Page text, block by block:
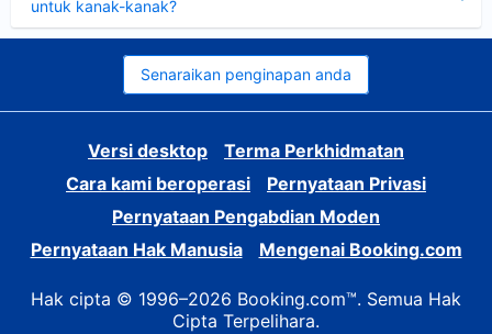
untuk kanak-kanak?
Senaraikan penginapan anda
Versi desktop
Terma Perkhidmatan
Cara kami beroperasi
Pernyataan Privasi
Pernyataan Pengabdian Moden
Pernyataan Hak Manusia
Mengenai Booking.com
Hak cipta © 1996–2026 Booking.com™. Semua Hak
Cipta Terpelihara.